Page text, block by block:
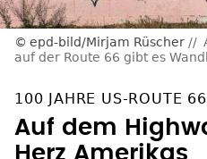
epd-bild/Mirjam Rüscher
auf der Route 66 gibt es
100 JAHRE US-ROUTE 66
Auf dem
Herz Amerikas